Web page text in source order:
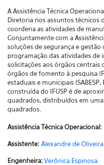
A Assistência Técnica
Diretoria nos assuntos técnicos
coordena as atividades de
Conjuntamente com a
soluções de segurança e
programação das atividades
solicitações aos órgãos centrais
órgãos de fomento à pesquisa
estaduais e municipais
construída do IFUSP é de
quadrados, distribuídos em
quadrados.
Assistência Técnica Operacional:
Assistente: Alexandre de
Engenheira:Verônica Espinosa